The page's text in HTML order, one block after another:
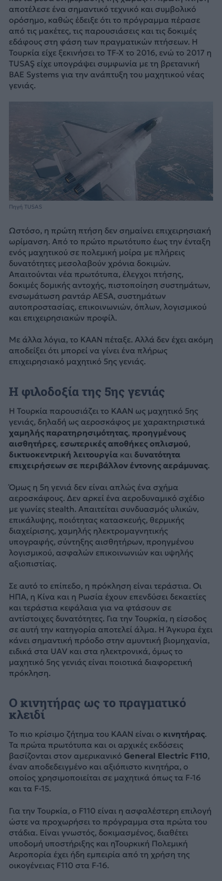
αποτέλεσε ένα σημαντικό τεχνικό και συμβολικό
ορόσημο, καθώς έδειξε ότι το πρόγραμμα πέρασε
από τις μακέτες, τις παρουσιάσεις και τις δοκιμές
εδάφους στη φάση των πραγματικών πτήσεων. Η
Τουρκία είχε ξεκινήσει το TF-X το 2016, ενώ το 2017 η
TUSAŞ είχε υπογράψει συμφωνία με τη βρετανική
BAE Systems για την ανάπτυξη του μαχητικού νέας
γενιάς.
Πηγή TUSAS
Ωστόσο, η πρώτη πτήση δεν σημαίνει επιχειρησιακή
ωρίμανση. Από το πρώτο πρωτότυπο έως την ένταξη
ενός μαχητικού σε πολεμική μοίρα με πλήρεις
δυνατότητες μεσολαβούν χρόνια δοκιμών.
Απαιτούνται νέα πρωτότυπα, έλεγχοι πτήσης,
δοκιμές δομικής αντοχής, πιστοποίηση συστημάτων,
ενσωμάτωση ραντάρ AESA, συστημάτων
αυτοπροστασίας, επικοινωνιών, όπλων, λογισμικού
και επιχειρησιακών προφίλ.
Με άλλα λόγια, το KAAN πέταξε. Αλλά δεν έχει ακόμη
αποδείξει ότι μπορεί να γίνει ένα πλήρως
επιχειρησιακό μαχητικό 5ης γενιάς.
Η φιλοδοξία της 5ης γενιάς
Η Τουρκία παρουσιάζει το KAAN ως μαχητικό 5ης
γενιάς, δηλαδή ως αεροσκάφος με χαρακτηριστικά
χαμηλής παρατηρησιμότητας, προηγμένους
αισθητήρες, εσωτερικές αποθήκες οπλισμού,
δικτυοκεντρική λειτουργίακαι δυνατότητα
επιχειρήσεων σε περιβάλλον έντονης αεράμυνας.
Όμως η 5η γενιά δεν είναι απλώς ένα σχήμα
αεροσκάφους. Δεν αρκεί ένα αεροδυναμικό σχέδιο
με γωνίες stealth. Απαιτείται συνδυασμός υλικών,
επικάλυψης, ποιότητας κατασκευής, θερμικής
διαχείρισης, χαμηλής ηλεκτρομαγνητικής
υπογραφής, σύντηξης αισθητήρων, προηγμένου
λογισμικού, ασφαλών επικοινωνιών και υψηλής
αξιοπιστίας.
Σε αυτό το επίπεδο, η πρόκληση είναι τεράστια. Οι
ΗΠΑ, η Κίνα και η Ρωσία έχουν επενδύσει δεκαετίες
και τεράστια κεφάλαια για να φτάσουν σε
αντίστοιχες δυνατότητες. Για την Τουρκία, η είσοδος
σε αυτή την κατηγορία αποτελεί άλμα. Η Άγκυρα έχει
κάνει σημαντική πρόοδο στην αμυντική βιομηχανία,
ειδικά στα UAV και στα ηλεκτρονικά, όμως το
μαχητικό 5ης γενιάς είναι ποιοτικά διαφορετική
πρόκληση.
Ο κινητήρας ως το πραγματικό
κλειδί
Το πιο κρίσιμο ζήτημα του KAAN είναι ο κινητήρας.
Τα πρώτα πρωτότυπα και οι αρχικές εκδόσεις
βασίζονται στον αμερικανικό General Electric F110,
έναν αποδεδειγμένο και αξιόπιστο κινητήρα, ο
οποίος χρησιμοποιείται σε μαχητικά όπως τα F-16
και τα F-15.
Για την Τουρκία, ο F110 είναι η ασφαλέστερη επιλογή
ώστε να προχωρήσει το πρόγραμμα στα πρώτα του
στάδια. Είναι γνωστός, δοκιμασμένος, διαθέτει
υποδομή υποστήριξης και ηΤουρκική Πολεμική
Αεροπορία έχει ήδη εμπειρία από τη χρήση της
οικογένειας F110 στα F-16.